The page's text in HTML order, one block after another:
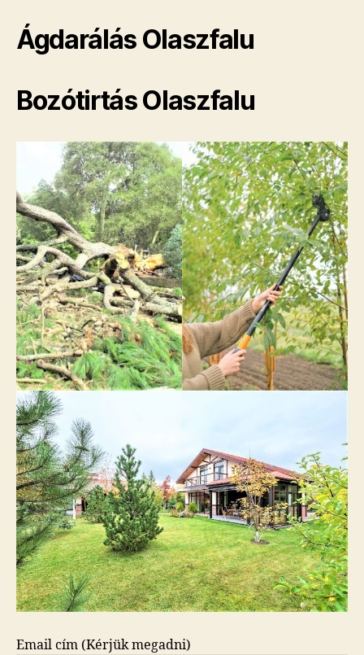
Ágdarálás Olaszfalu
Bozótirtás Olaszfalu
Email cím (Kérjük megadni)